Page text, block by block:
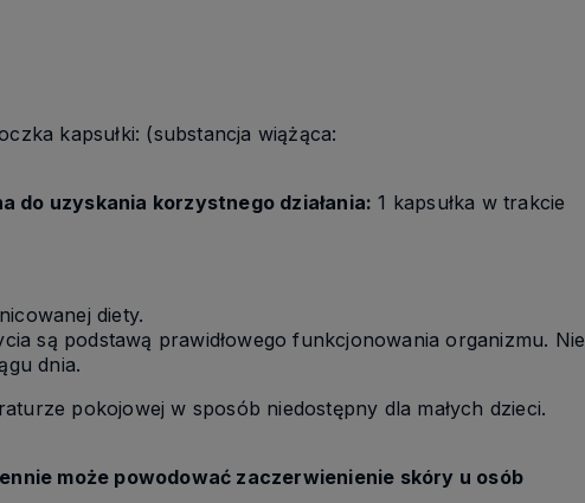
kapsułki: (substancja wiążąca:
do uzyskania korzystnego działania: 1 kapsułka w trakcie
diety.
są podstawą prawidłowego funkcjonowania organizmu. Nie
dnia.
pokojowej w sposób niedostępny dla małych dzieci.
może powodować zaczerwienienie skóry u osób